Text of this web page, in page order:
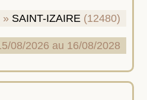
SAINT-IZAIRE (12480)
08/2026 au 16/08/2028